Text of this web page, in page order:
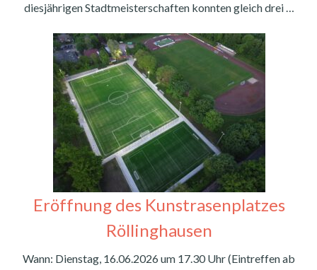
diesjährigen Stadtmeisterschaften konnten gleich drei …
Eröffnung des Kunstrasenplatzes
Röllinghausen
Wann: Dienstag, 16.06.2026 um 17.30 Uhr (Eintreffen ab